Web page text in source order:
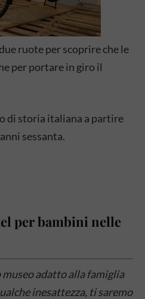
ruote per scoprire che le
per portare in giro il
di storia italiana a partire
sessanta.
per bambini nelle
adatto alla famiglia
inesattezza, ti saremo